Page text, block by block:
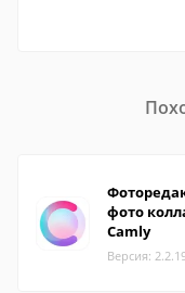
фото
Camly
Версия: